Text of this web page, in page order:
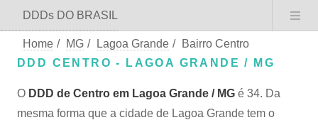
DDDs DO BRASIL
Home / MG / Lagoa Grande /
Bairro Centro
DDD CENTRO - LAGOA GRANDE / MG
O DDD de Centro em Lagoa Grande / MG é 34. Da
mesma forma que a cidade de Lagoa Grande tem o